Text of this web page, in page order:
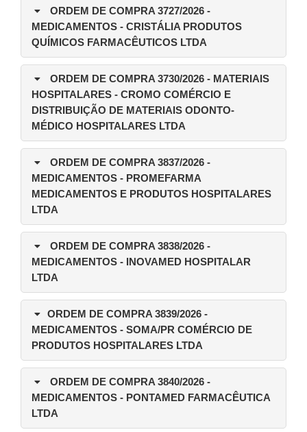
ORDEM DE COMPRA 3727/2026 -
MEDICAMENTOS - CRISTÁLIA PRODUTOS
QUÍMICOS FARMACÊUTICOS LTDA
ORDEM DE COMPRA 3730/2026 - MATERIAIS
HOSPITALARES - CROMO COMÉRCIO E
DISTRIBUIÇÃO DE MATERIAIS ODONTO-
MÉDICO HOSPITALARES LTDA
ORDEM DE COMPRA 3837/2026 -
MEDICAMENTOS - PROMEFARMA
MEDICAMENTOS E PRODUTOS HOSPITALARES
LTDA
ORDEM DE COMPRA 3838/2026 -
MEDICAMENTOS - INOVAMED HOSPITALAR
LTDA
ORDEM DE COMPRA 3839/2026 -
MEDICAMENTOS - SOMA/PR COMÉRCIO DE
PRODUTOS HOSPITALARES LTDA
ORDEM DE COMPRA 3840/2026 -
MEDICAMENTOS - PONTAMED FARMACÊUTICA
LTDA